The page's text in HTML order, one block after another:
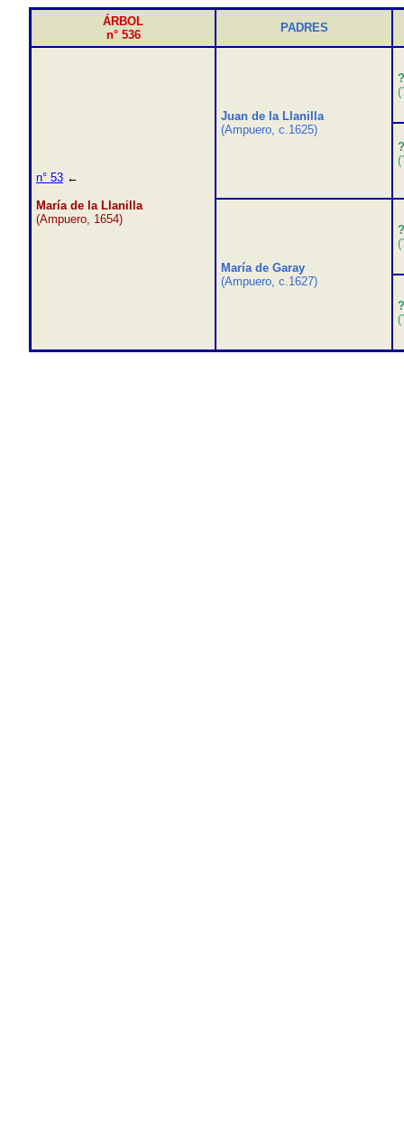
ÁRBOL
n° 536
PADRES
n° 53 ←
María de la Llanilla
(Ampuero, 1654)
Juan de la Llanilla
(Ampuero, c.1625)
María de Garay
(Ampuero, c.1627)